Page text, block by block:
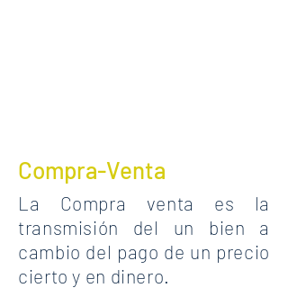
Compra-Venta
La Compra venta es la
transmisión del un bien a
cambio del pago de un precio
cierto y en dinero.